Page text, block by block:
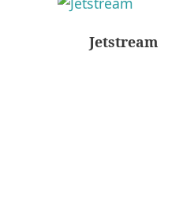
Jetstream